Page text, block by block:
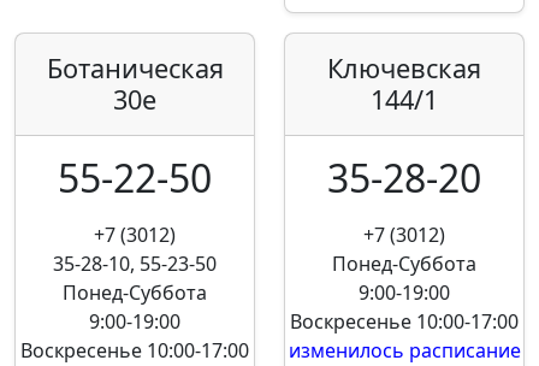
Ботаническая
30е
55-22-50
+7 (3012)
35-28-10, 55-23-50
Понед-Суббота
9:00-19:00
Воскресенье 10:00-17:00
Ключевская
144/1
35-28-20
+7 (3012)
Понед-Суббота
9:00-19:00
Воскресенье 10:00-17:00
изменилось расписание